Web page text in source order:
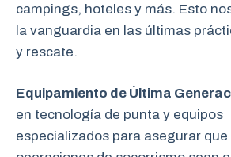
campings, hoteles y más. Esto
la vanguardia en las últimas
y rescate.
Equipamiento de Última
en tecnología de punta y equipos
especializados para asegurar